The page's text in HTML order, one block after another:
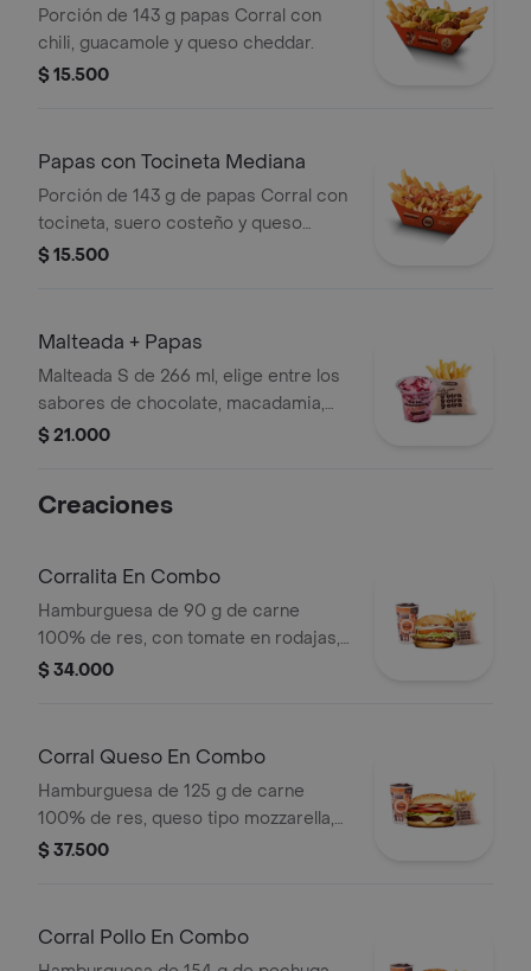
Porción de 143 g papas Corral con
chili, guacamole y queso cheddar.
$ 15.500
Papas con Tocineta Mediana
Porción de 143 g de papas Corral con
tocineta, suero costeño y queso
cheddar.
$ 15.500
Malteada + Papas
Malteada S de 266 ml, elige entre los
sabores de chocolate, macadamia,
frutos del bosque, vainilla o Café +
tiempo de entrega.
$ 21.000
Creaciones
Corralita En Combo
Hamburguesa de 90 g de carne
100% de res, con tomate en rodajas,
cebolla en rodajas, lechuga, salsa
pet
$ 34.000
Corral Queso En Combo
Hamburguesa de 125 g de carne
100% de res, queso tipo mozzarella,
tomate en rodajas, cebolla en rodajas,
$ 37.500
Corral Pollo En Combo